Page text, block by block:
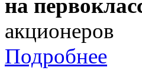
на
акционеров
Подробнее